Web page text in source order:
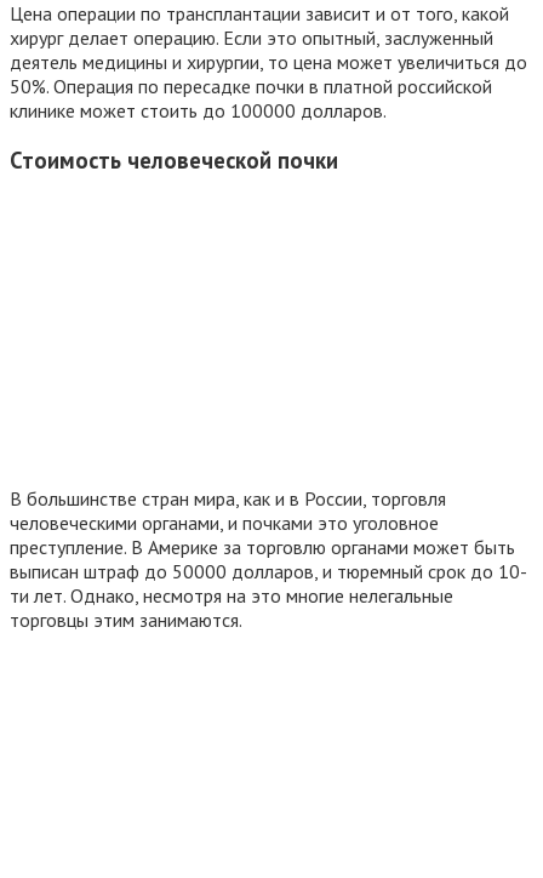
Цена операции по трансплантации зависит и от того, какой
хирург делает операцию. Если это опытный, заслуженный
деятель медицины и хирургии, то цена может увеличиться до
50%. Операция по пересадке почки в платной российской
клинике может стоить до 100000 долларов.
Стоимость человеческой почки
В большинстве стран мира, как и в России, торговля
человеческими органами, и почками это уголовное
преступление. В Америке за торговлю органами может быть
выписан штраф до 50000 долларов, и тюремный срок до 10-
ти лет. Однако, несмотря на это многие нелегальные
торговцы этим занимаются.